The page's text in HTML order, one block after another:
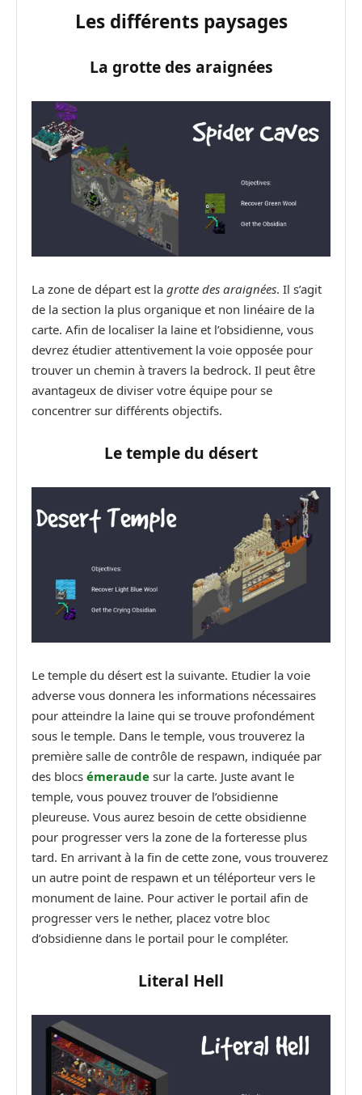
Les différents paysages
La grotte des araignées
La zone de départ est la grotte des araignées. Il s’agit
de la section la plus organique et non linéaire de la
carte. Afin de localiser la laine et l’obsidienne, vous
devrez étudier attentivement la voie opposée pour
trouver un chemin à travers la bedrock. Il peut être
avantageux de diviser votre équipe pour se
concentrer sur différents objectifs.
Le temple du désert
Le temple du désert est la suivante. Etudier la voie
adverse vous donnera les informations nécessaires
pour atteindre la laine qui se trouve profondément
sous le temple. Dans le temple, vous trouverez la
première salle de contrôle de respawn, indiquée par
des blocs émeraude sur la carte. Juste avant le
temple, vous pouvez trouver de l’obsidienne
pleureuse. Vous aurez besoin de cette obsidienne
pour progresser vers la zone de la forteresse plus
tard. En arrivant à la fin de cette zone, vous trouverez
un autre point de respawn et un téléporteur vers le
monument de laine. Pour activer le portail afin de
progresser vers le nether, placez votre bloc
d’obsidienne dans le portail pour le compléter.
Literal Hell